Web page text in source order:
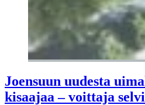
Joensuun uudesta
kisaajaa – voittaja